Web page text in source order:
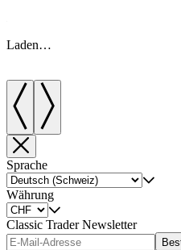
Laden…
Sprache
Währung
Classic Trader Newsletter